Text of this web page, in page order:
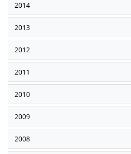
2014
2013
2012
2011
2010
2009
2008